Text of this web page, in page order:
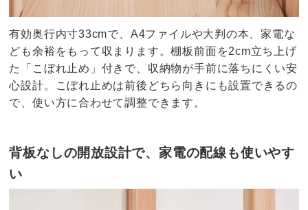
有効奥行内寸33cmで、A4ファイルや大判の本、家電な
ども余裕をもって収まります。棚板前面を2cm立ち上げ
た「こぼれ止め」付きで、収納物が手前に落ちにくい安
心設計。こぼれ止めは前後どちら向きにも設置できるの
で、使い方に合わせて調整できます。
背板なしの開放設計で、家電の配線も使いやす
い